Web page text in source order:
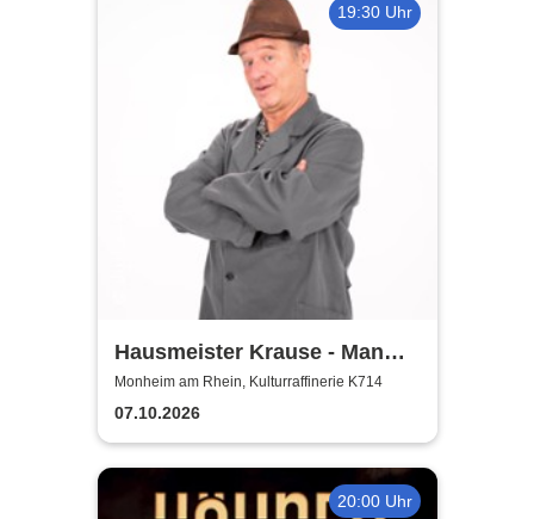
19:30 Uhr
Hausmeister Krause - Man
lebt nur zweimal
Monheim am Rhein, Kulturraffinerie K714
07.10.2026
20:00 Uhr